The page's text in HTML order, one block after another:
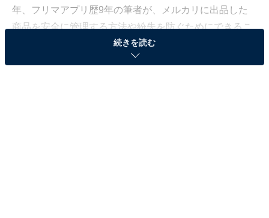
年、フリマアプリ歴9年の筆者が、メルカリに出品した
商品を安全に管理する方法や紛失を防ぐためにできるこ
続きを読む